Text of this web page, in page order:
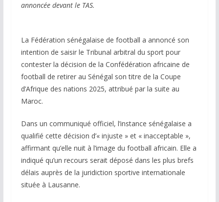
annoncée devant le TAS.
La Fédération sénégalaise de football a annoncé son
intention de saisir le Tribunal arbitral du sport pour
contester la décision de la Confédération africaine de
football de retirer au Sénégal son titre de la Coupe
d’Afrique des nations 2025, attribué par la suite au
Maroc.
Dans un communiqué officiel, l’instance sénégalaise a
qualifié cette décision d’« injuste » et « inacceptable »,
affirmant qu’elle nuit à l’image du football africain. Elle a
indiqué qu’un recours serait déposé dans les plus brefs
délais auprès de la juridiction sportive internationale
située à Lausanne.